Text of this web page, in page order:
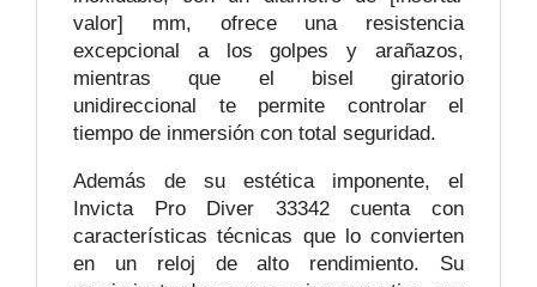
valor] mm, ofrece una resistencia
excepcional a los golpes y arañazos,
mientras que el bisel giratorio
unidireccional te permite controlar el
tiempo de inmersión con total seguridad.
Además de su estética imponente, el
Invicta Pro Diver 33342 cuenta con
características técnicas que lo convierten
en un reloj de alto rendimiento. Su